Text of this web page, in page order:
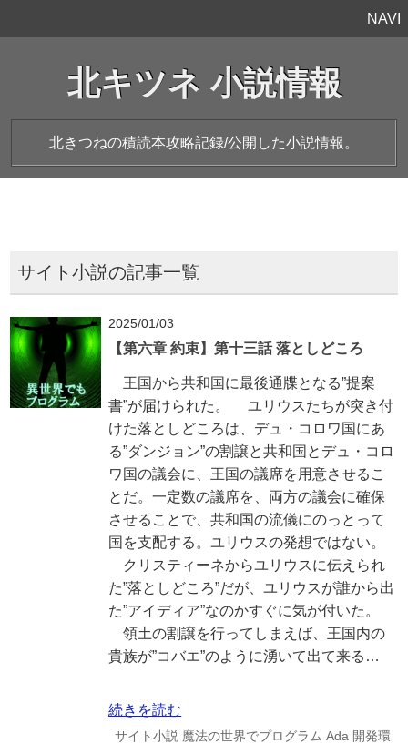
NAVI
北キツネ 小説情報
北きつねの積読本攻略記録/公開した小説情報。
サイト小説の記事一覧
2025/01/03
【第六章 約束】第十三話 落としどころ
王国から共和国に最後通牒となる”提案
書”が届けられた。 ユリウスたちが突き付
けた落としどころは、デュ・コロワ国にあ
る”ダンジョン”の割譲と共和国とデュ・コロ
ワ国の議会に、王国の議席を用意させるこ
とだ。一定数の議席を、両方の議会に確保
させることで、共和国の流儀にのっとって
国を支配する。ユリウスの発想ではない。
クリスティーネからユリウスに伝えられ
た”落としどころ”だが、ユリウスが誰から出
た”アイディア”なのかすぐに気が付いた。
領土の割譲を行ってしまえば、王国内の
貴族が”コバエ”のように湧いて出て来る…
続きを読む
サイト小説 魔法の世界でプログラム Ada 開発環